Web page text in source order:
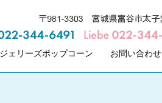
ジェリーズポップコーン お問い合わせ